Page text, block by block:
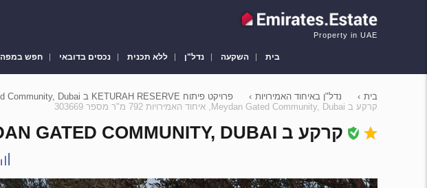
Property in UAE
בית השקעה נדל"ן ללא תכנית נכסים בדובאי חפש במפה
בית › נדל"ן באיחוד האמירויות › פרויקט פיתוח KETURAH RESERVE ב Meydan Gated Community, Dubai, איחוד האמירויות מספר 222804
קרקע ב Meydan Gated Community, Dubai, איחוד האמירויות 792 מ"ר מספר 303669
קרקע ב MEYDAN GATED COMMUNITY, DUBAI, איחוד האמירויות 792 מ"ר מספר 303669